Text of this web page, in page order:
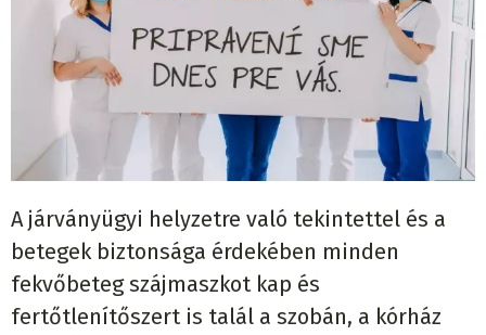
A járványügyi helyzetre való tekintettel és a
betegek biztonsága érdekében minden
fekvőbeteg szájmaszkot kap és
fertőtlenítőszert is talál a szobán, a kórház